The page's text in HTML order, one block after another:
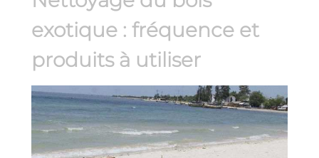
exotique : fréquence et
produits à utiliser